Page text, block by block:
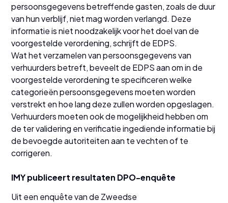
persoonsgegevens betreffende gasten, zoals de duur
van hun verblijf, niet mag worden verlangd. Deze
informatie is niet noodzakelijk voor het doel van de
voorgestelde verordening, schrijft de EDPS.
Wat het verzamelen van persoonsgegevens van
verhuurders betreft, beveelt de EDPS aan om in de
voorgestelde verordening te specificeren welke
categorieën persoonsgegevens moeten worden
verstrekt en hoe lang deze zullen worden opgeslagen.
Verhuurders moeten ook de mogelijkheid hebben om
de ter validering en verificatie ingediende informatie bij
de bevoegde autoriteiten aan te vechten of te
corrigeren.
IMY publiceert resultaten DPO-enquête
Uit een enquête van de Zweedse